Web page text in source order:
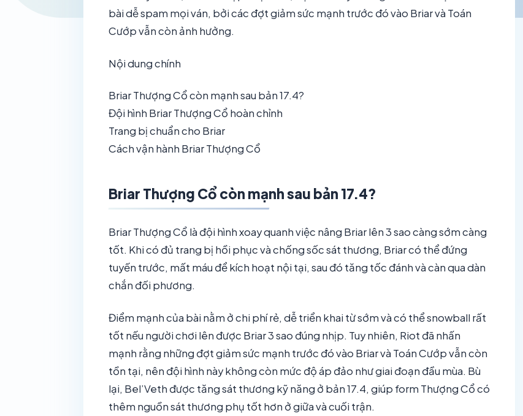
bài dễ spam mọi ván, bởi các đợt giảm sức mạnh trước đó vào Briar và Toán
Cướp vẫn còn ảnh hưởng.
Nội dung chính
Briar Thượng Cổ còn mạnh sau bản 17.4?
Đội hình Briar Thượng Cổ hoàn chỉnh
Trang bị chuẩn cho Briar
Cách vận hành Briar Thượng Cổ
Briar Thượng Cổ còn mạnh sau bản 17.4?
Briar Thượng Cổ là đội hình xoay quanh việc nâng Briar lên 3 sao càng sớm càng
tốt. Khi có đủ trang bị hồi phục và chống sốc sát thương, Briar có thể đứng
tuyến trước, mất máu để kích hoạt nội tại, sau đó tăng tốc đánh và càn qua dàn
chắn đối phương.
Điểm mạnh của bài nằm ở chi phí rẻ, dễ triển khai từ sớm và có thể snowball rất
tốt nếu người chơi lên được Briar 3 sao đúng nhịp. Tuy nhiên, Riot đã nhấn
mạnh rằng những đợt giảm sức mạnh trước đó vào Briar và Toán Cướp vẫn còn
tồn tại, nên đội hình này không còn mức độ áp đảo như giai đoạn đầu mùa. Bù
lại, Bel’Veth được tăng sát thương kỹ năng ở bản 17.4, giúp form Thượng Cổ có
thêm nguồn sát thương phụ tốt hơn ở giữa và cuối trận.